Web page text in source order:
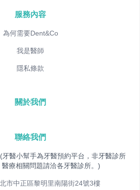
服務內容
為何需要Dent&Co
我是醫師
隱私條款
關於我們
聯絡我們
(牙醫小幫手為牙醫預約平台，非牙醫診所
療相關問題請洽各牙醫診所。)
市中正區黎明里南陽街24號3樓